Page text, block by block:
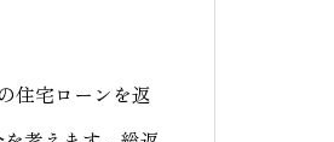
住宅ローンを返